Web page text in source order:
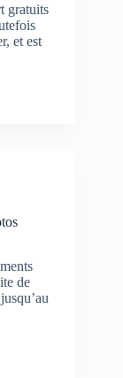
gratuits
et est
de